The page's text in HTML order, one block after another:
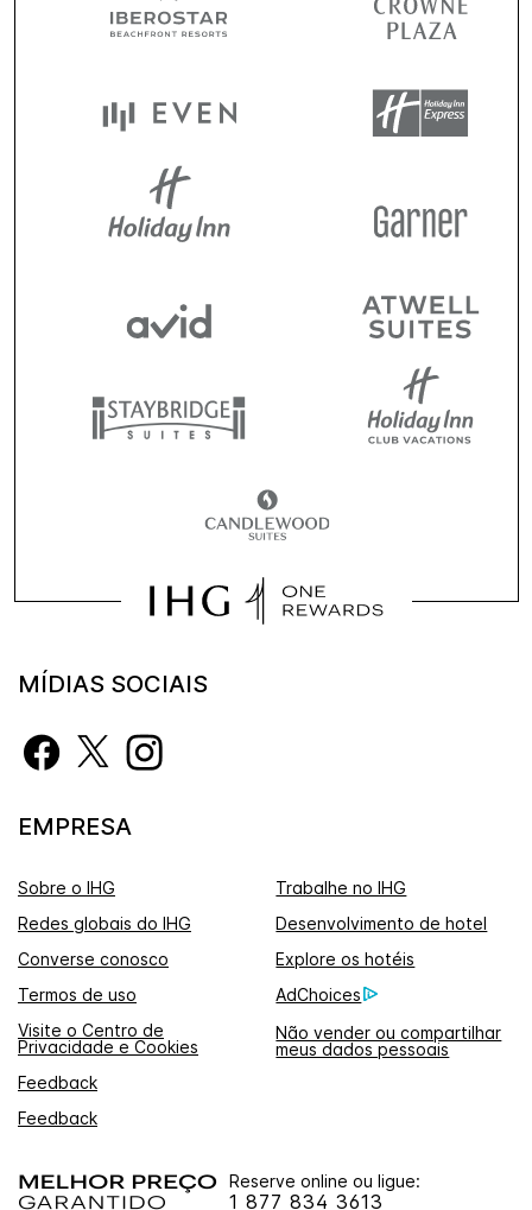
MÍDIAS SOCIAIS
EMPRESA
Sobre o IHG
Trabalhe no IHG
Redes globais do IHG
Desenvolvimento de hotel
Converse conosco
Explore os hotéis
Termos de uso
AdChoices
Visite o Centro de
Privacidade e Cookies
Não vender ou compartilhar
meus dados pessoais
Feedback
Feedback
Reserve online ou ligue:
1 877 834 3613